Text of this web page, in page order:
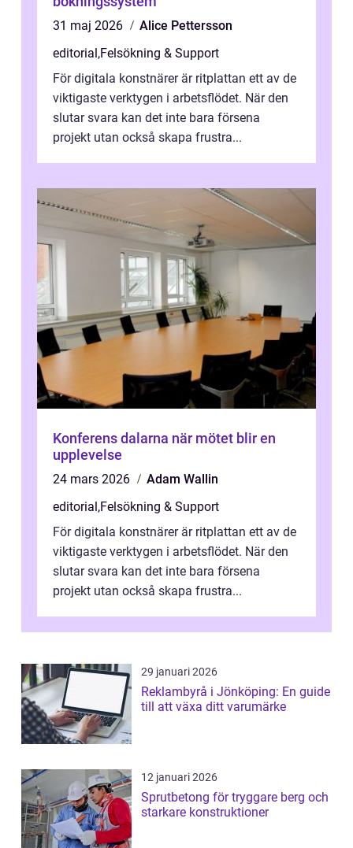
31 maj 2026
Alice Pettersson
editorial,Felsökning & Support
För digitala konstnärer är ritplattan ett av de
viktigaste verktygen i arbetsflödet. När den
slutar svara kan det inte bara försena
projekt utan också skapa frustra...
Konferens dalarna när mötet blir en
upplevelse
24 mars 2026
Adam Wallin
editorial,Felsökning & Support
För digitala konstnärer är ritplattan ett av de
viktigaste verktygen i arbetsflödet. När den
slutar svara kan det inte bara försena
projekt utan också skapa frustra...
29 januari 2026
Reklambyrå i Jönköping: En guide
till att växa ditt varumärke
12 januari 2026
Sprutbetong för tryggare berg och
starkare konstruktioner